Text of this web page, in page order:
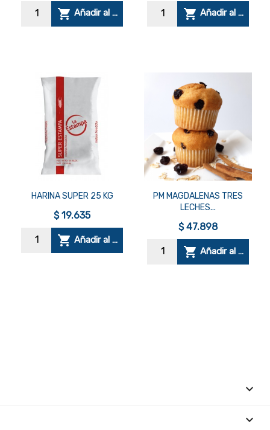
 Añadir al carrito  Añadir al carrito
Vista rápida
HARINA SUPER 25 KG
$ 19.635
 Añadir al carrito
Vista rápida
PM MAGDALENAS TRES
LECHES...
$ 47.898
 Añadir al carrito

keyboard_arrow_down